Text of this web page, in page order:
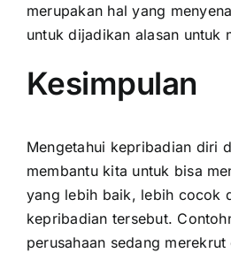
merupakan hal yang
untuk dijadikan alasan untuk
Kesimpulan
Mengetahui kepribadian diri
membantu kita untuk bisa
yang lebih baik, lebih cocok
kepribadian tersebut.
perusahaan sedang